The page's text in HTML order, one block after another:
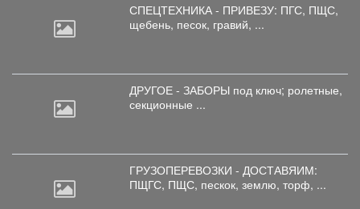
СПЕЦТЕХНИКА - ПРИВЕЗУ: ПГС, ПЩС,
щебень, песок, гравий, ...
ДРУГОЕ - ЗАБОРЫ под ключ; ролетные,
секционные ...
ГРУЗОПЕРЕВОЗКИ - ДОСТАВЯИМ:
ПЩГС, ПЩС, пескок, землю, торф, ...